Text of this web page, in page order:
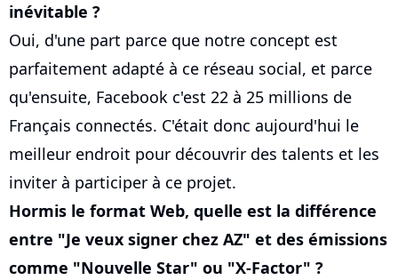
inévitable ?
Oui, d'une part parce que notre concept est
parfaitement adapté à ce réseau social, et parce
qu'ensuite, Facebook c'est 22 à 25 millions de
Français connectés. C'était donc aujourd'hui le
meilleur endroit pour découvrir des talents et les
inviter à participer à ce projet.
Hormis le format Web, quelle est la différence
entre "Je veux signer chez AZ" et des émissions
comme "Nouvelle Star" ou "X-Factor" ?